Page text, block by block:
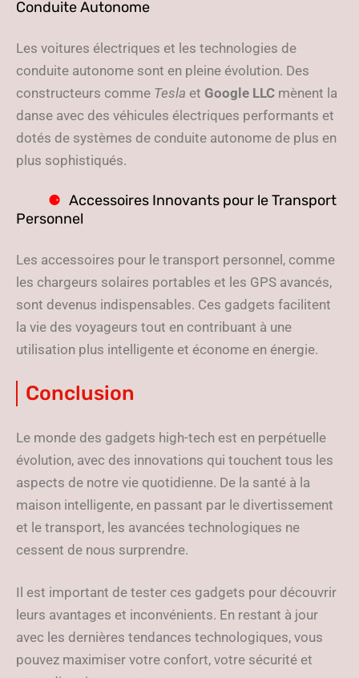
Conduite Autonome
Les voitures électriques et les technologies de
conduite autonome sont en pleine évolution. Des
constructeurs comme Tesla et Google LLC mènent la
danse avec des véhicules électriques performants et
dotés de systèmes de conduite autonome de plus en
plus sophistiqués.
Accessoires Innovants pour le Transport
Personnel
Les accessoires pour le transport personnel, comme
les chargeurs solaires portables et les GPS avancés,
sont devenus indispensables. Ces gadgets facilitent
la vie des voyageurs tout en contribuant à une
utilisation plus intelligente et économe en énergie.
Conclusion
Le monde des gadgets high-tech est en perpétuelle
évolution, avec des innovations qui touchent tous les
aspects de notre vie quotidienne. De la santé à la
maison intelligente, en passant par le divertissement
et le transport, les avancées technologiques ne
cessent de nous surprendre.
Il est important de tester ces gadgets pour découvrir
leurs avantages et inconvénients. En restant à jour
avec les dernières tendances technologiques, vous
pouvez maximiser votre confort, votre sécurité et